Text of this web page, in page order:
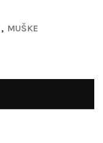
, MUŠKE